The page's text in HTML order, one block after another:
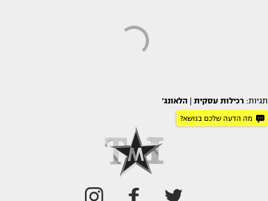
תגיות: רכילות עסקית הלאונג'
מה הדעה שלכם בנושא?